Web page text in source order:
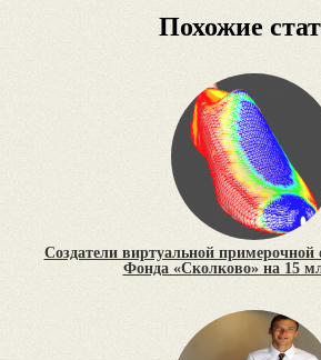
Похожие
Создатели виртуальной примерочной
Фонда «Сколково» на 15